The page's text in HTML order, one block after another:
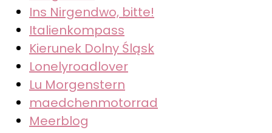
Ins Nirgendwo, bitte!
Italienkompass
Kierunek Dolny Śląsk
Lonelyroadlover
Lu Morgenstern
maedchenmotorrad
Meerblog